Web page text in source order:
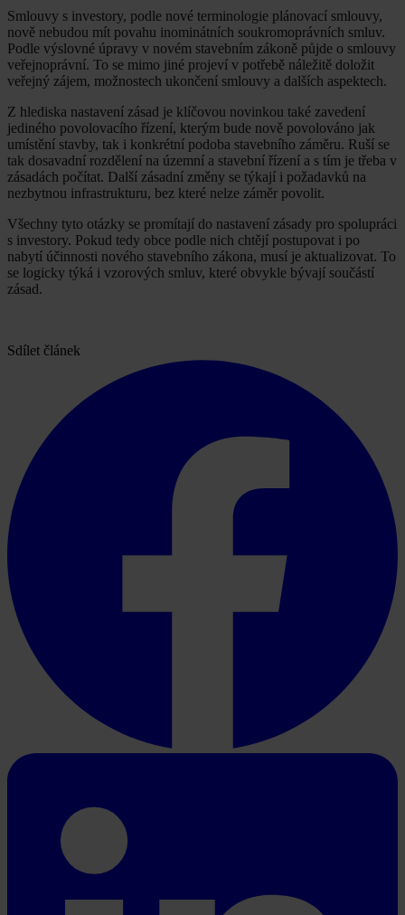
Smlouvy s investory, podle nové terminologie plánovací smlouvy,
nově nebudou mít povahu inominátních soukromoprávních smluv.
Podle výslovné úpravy v novém stavebním zákoně půjde o smlouvy
veřejnoprávní. To se mimo jiné projeví v potřebě náležitě doložit
veřejný zájem, možnostech ukončení smlouvy a dalších aspektech.
Z hlediska nastavení zásad je klíčovou novinkou také zavedení
jediného povolovacího řízení, kterým bude nově povolováno jak
umístění stavby, tak i konkrétní podoba stavebního záměru. Ruší se
tak dosavadní rozdělení na územní a stavební řízení a s tím je třeba v
zásadách počítat. Další zásadní změny se týkají i požadavků na
nezbytnou infrastrukturu, bez které nelze záměr povolit.
Všechny tyto otázky se promítají do nastavení zásady pro spolupráci
s investory. Pokud tedy obce podle nich chtějí postupovat i po
nabytí účinnosti nového stavebního zákona, musí je aktualizovat. To
se logicky týká i vzorových smluv, které obvykle bývají součástí
zásad.
Sdílet článek